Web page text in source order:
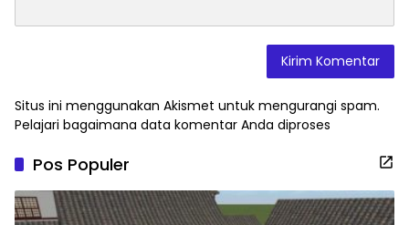
Situs ini menggunakan Akismet untuk mengurangi spam.
Pelajari bagaimana data komentar Anda diproses
Pos Populer